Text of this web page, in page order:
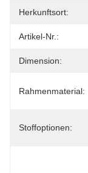
Herkunftsort:
Artikel-Nr.:
Dimension:
Rahmenmaterial:
Stoffoptionen: